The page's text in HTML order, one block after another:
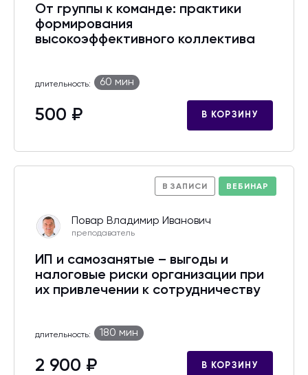
От группы к команде: практики
формирования
высокоэффективного коллектива
длительность: 60 мин
500 ₽ В КОРЗИНУ
В ЗАПИСИ ВЕБИНАР
Повар Владимир Иванович
преподаватель
ИП и самозанятые – выгоды и
налоговые риски организации при
их привлечении к сотрудничеству
длительность: 180 мин
2 900 ₽ В КОРЗИНУ